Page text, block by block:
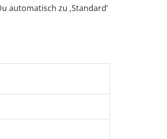
automatisch zu ‚Standard‘